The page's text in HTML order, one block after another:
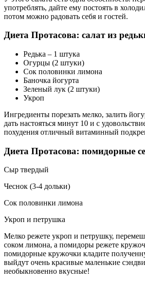
употреблять, дайте ему постоять в
потом можно радовать себя и гостей.
Диета Протасова: салат из
Редька – 1 штука
Огурцы (2 штуки)
Сок половинки лимона
Баночка йогурта
Зеленый лук (2 штуки)
Укроп
Ингредиенты порезать мелко, залить
дать настояться минут 10 и с
похудения отличный витаминный
Диета Протасова: помидорные
Сыр твердый
Чеснок (3-4 дольки)
Сок половинки лимона
Укроп и петрушка
Мелко режете укроп и петрушку,
соком лимона, а помидоры режете
помидорные кружочки кладите
выйдут очень красивые маленькие
необыкновенно вкусные!